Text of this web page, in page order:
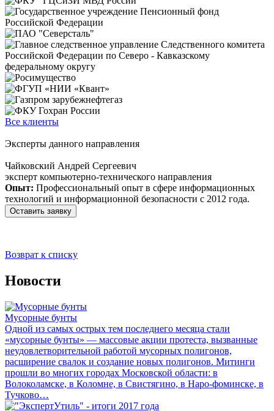
Все клиенты
Эксперты данного направления
Чайковский Андрей Сергеевич
эксперт компьютерно-технического направления
Опыт: Профессиональный опыт в сфере информационных
технологий и информационной безопасности с 2012 года.
Оставить заявку
Возврат к списку
Новости
Мусорные бунты
Одной из самых острых тем последнего месяца стали
«мусорные бунты» — массовые акции протеста, вызванные
неудовлетворительной работой мусорных полигонов,
расширение свалок и создание новых полигонов. Митинги
прошли во многих городах Московской области: в
Волоколамске, в Коломне, в Свистягино, в Наро-фоминске, в
Тучково…